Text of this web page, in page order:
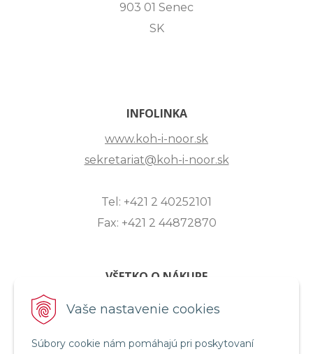
Vaše nastavenie cookies
Súbory cookie nám pomáhajú pri poskytovaní
903 01 Senec
SK
INFOLINKA
www.koh-i-noor.sk
sekretariat@koh-i-noor.sk
Tel: +421 2 40252101
Fax: +421 2 44872870
VŠETKO O NÁKUPE
ZASLANIE OTÁZKY
OBCHODNÉ PODMIENKY